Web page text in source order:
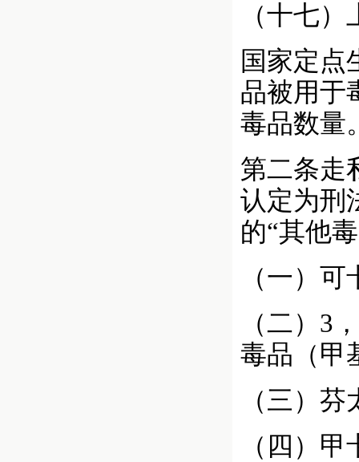
（十七
国家定点
品被用于
毒品数量
第二条走
认定为刑
的“其他
（一）
（二）3
毒品（甲
（三）
（四）